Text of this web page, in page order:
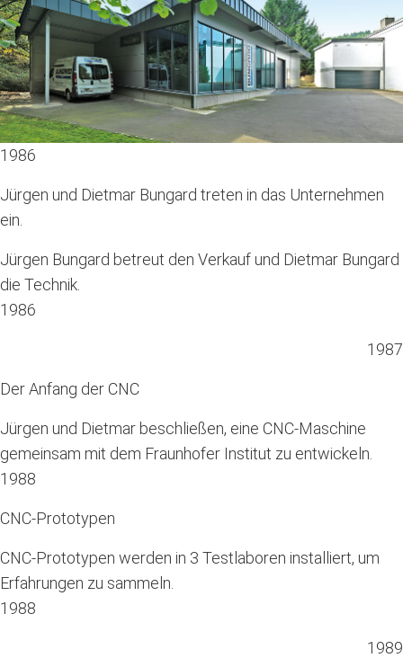
1986
Jürgen und Dietmar Bungard treten in das Unternehmen
ein.
Jürgen Bungard betreut den Verkauf und Dietmar Bungard
die Technik.
1986
1987
Der Anfang der CNC
Jürgen und Dietmar beschließen, eine CNC-Maschine
gemeinsam mit dem Fraunhofer Institut zu entwickeln.
1988
CNC-Prototypen
CNC-Prototypen werden in 3 Testlaboren installiert, um
Erfahrungen zu sammeln.
1988
1989